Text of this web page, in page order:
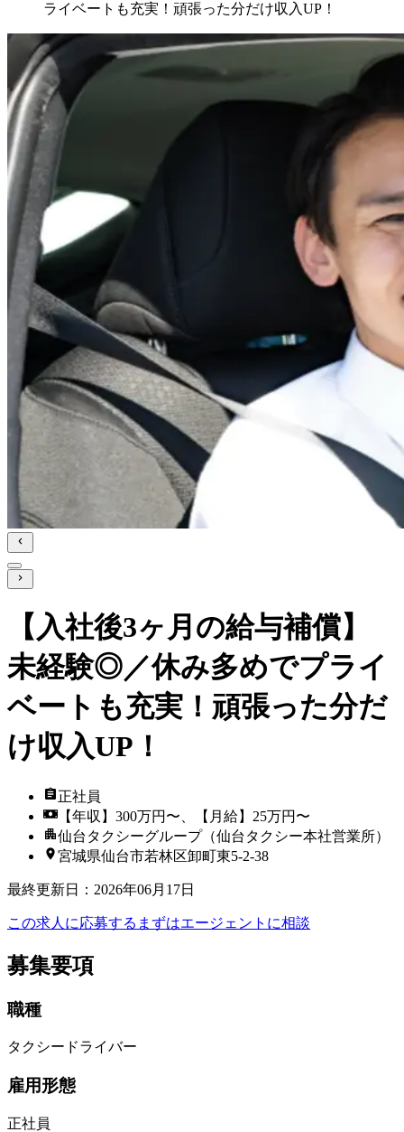
ライベートも充実！頑張った分だけ収入UP！
【入社後3ヶ月の給与補償】
未経験◎／休み多めでプライ
ベートも充実！頑張った分だ
け収入UP！
正社員
【年収】300万円〜、【月給】25万円〜
仙台タクシーグループ（仙台タクシー本社営業所）
宮城県仙台市若林区卸町東5-2-38
最終更新日 ： 2026年06月17日
この求人に応募する まずはエージェントに相談
募集要項
職種
タクシードライバー
雇用形態
正社員